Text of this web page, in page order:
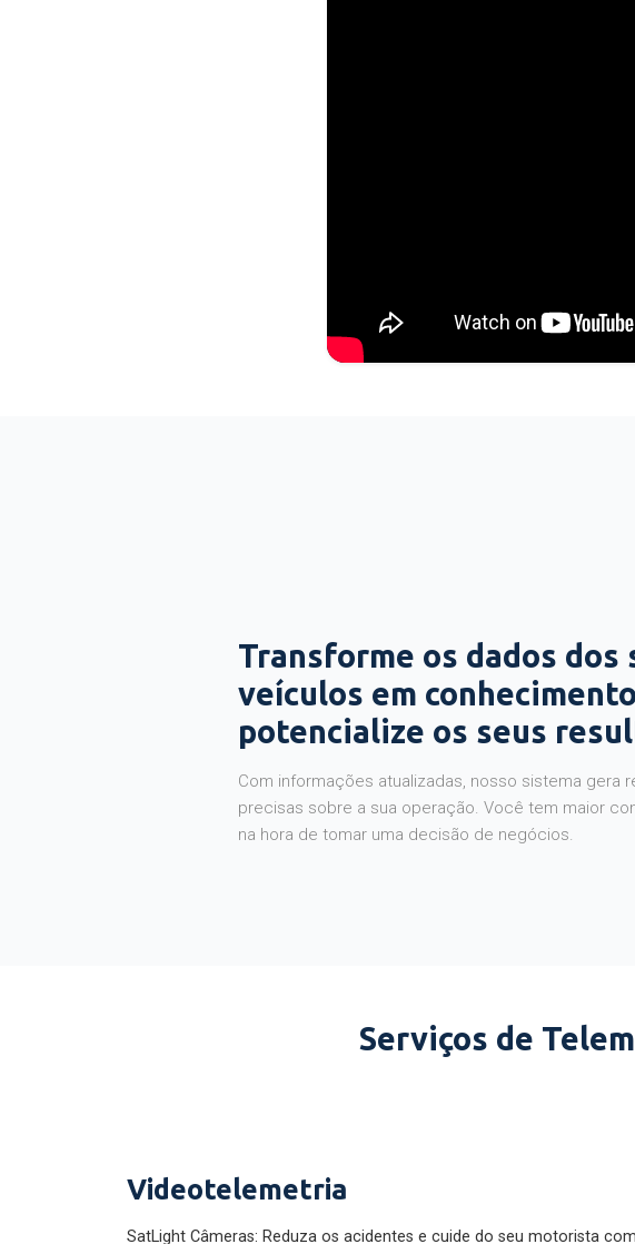
Transforme os dados dos
veículos em
potencialize os seus
Com informações atualizadas, nosso sistema gera
precisas sobre a sua operação. Você tem maior
na hora de tomar uma decisão de negócios.
Serviços de
Videotelemetria
SatLight Câmeras: Reduza os acidentes e cuide do seu motorista